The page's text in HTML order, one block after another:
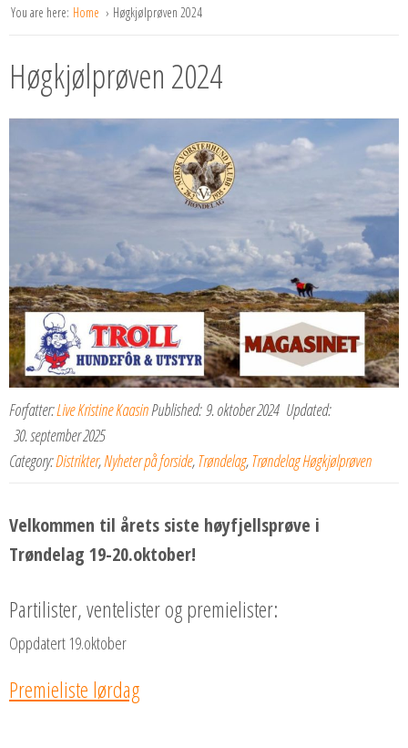
You are here: Home Høgkjølprøven 2024
Høgkjølprøven 2024
Forfatter:Live Kristine KaasinPublished: 9. oktober 2024 Updated:
30. september 2025
Category:Distrikter,Nyheter på forside, Trøndelag, Trøndelag Høgkjølprøven
Velkommen til årets siste høyfjellsprøve i
Trøndelag 19-20.oktober!
Partilister, ventelister og premielister:
Oppdatert 19.oktober
Premieliste lørdag